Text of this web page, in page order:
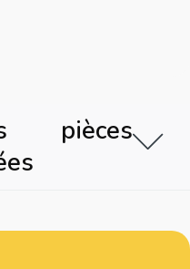
pièces